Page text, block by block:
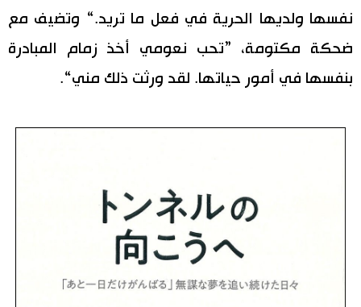
نفسها ولديها الحرية في فعل ما تريد.“ وتضيف مع
ضحكة مكتومة، ”تحب نعومي أخذ زمام المبادرة
بنفسها في أمور حياتها. لقد ورثت ذلك مني“.